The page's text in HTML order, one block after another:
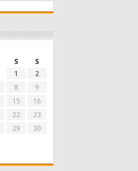
S
S
1
2
8
9
15
16
22
23
29
30